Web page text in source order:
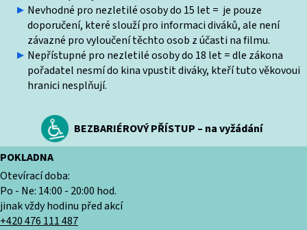
Nevhodné pro nezletilé osoby do 15 let = je pouze
doporučení, které slouží pro informaci diváků, ale není
závazné pro vyloučení těchto osob z účasti na filmu.
Nepřístupné pro nezletilé osoby do 18 let = dle zákona
pořadatel nesmí do kina vpustit diváky, kteří tuto věkovoui
hranici nesplňují.
BEZBARIÉROVÝ PŘÍSTUP – na vyžádání
POKLADNA
Otevírací doba:
Po - Ne: 14:00 - 20:00 hod.
jinak vždy hodinu před akcí
+420 476 111 487